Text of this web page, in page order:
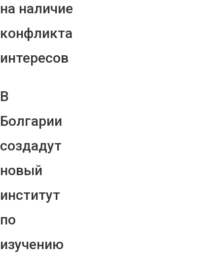
на наличие
конфликта
интересов
В
Болгарии
создадут
новый
институт
по
изучению